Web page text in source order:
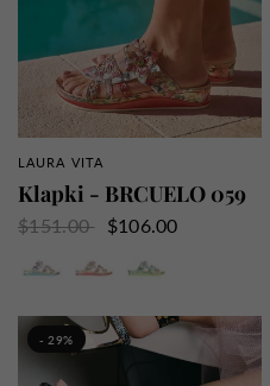
SZYBKI PRZEGLĄD
LAURA VITA
Klapki - BRCUELO 059
$151.00
$106.00
- 29%